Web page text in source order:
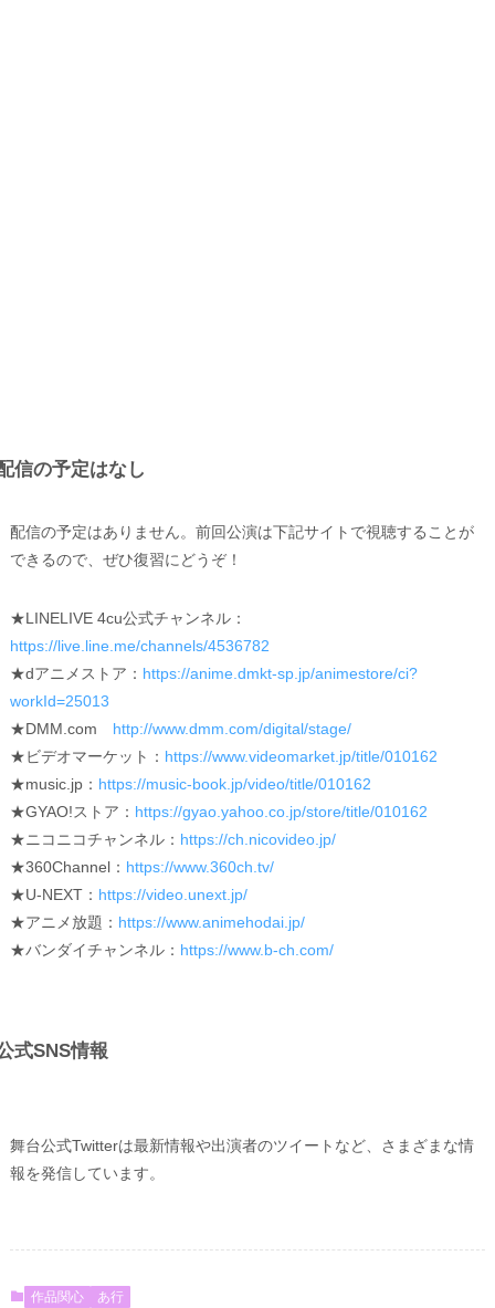
信の予定はなし
配信の予定はありません。前回公演は下記サイトで視聴することが
できるので、ぜひ復習にどうぞ！
★LINELIVE 4cu公式チャンネル：
https://live.line.me/channels/4536782
★dアニメストア： https://anime.dmkt-sp.jp/animestore/ci?
workId=25013
★DMM.com http://www.dmm.com/digital/stage/
★ビデオマーケット： https://www.videomarket.jp/title/010162
★music.jp： https://music-book.jp/video/title/010162
★GYAO!ストア： https://gyao.yahoo.co.jp/store/title/010162
★ニコニコチャンネル： https://ch.nicovideo.jp/
★360Channel： https://www.360ch.tv/
★U-NEXT： https://video.unext.jp/
★アニメ放題： https://www.animehodai.jp/
★バンダイチャンネル： https://www.b-ch.com/
式SNS情報
舞台公式Twitterは最新情報や出演者のツイートなど、さまざまな情
報を発信しています。
作品関心
あ行